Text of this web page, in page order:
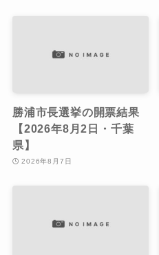
勝浦市長選挙の開票結果
【2026年8月2日・千葉
県】
2026年8月7日